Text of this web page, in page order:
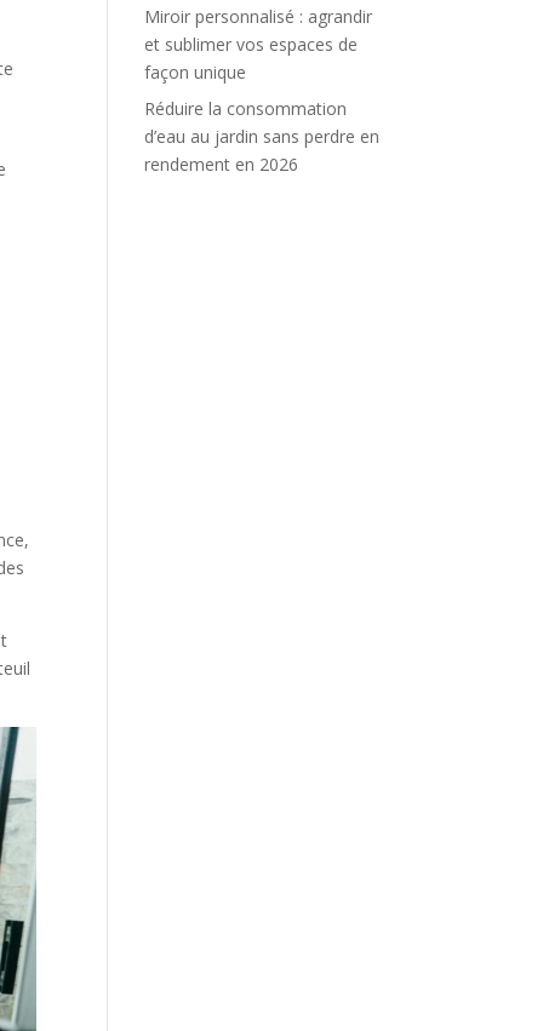
Miroir personnalisé : agrandir
et sublimer vos espaces de
façon unique
Réduire la consommation
d’eau au jardin sans perdre en
rendement en 2026